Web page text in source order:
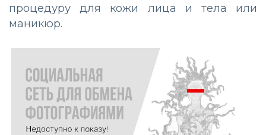
процедуру для кожи лица и тела или
маникюр.